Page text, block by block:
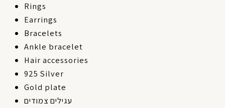
Rings
Earrings
Bracelets
Ankle bracelet
Hair accessories
925 Silver
Gold plate
עגילים צמודים